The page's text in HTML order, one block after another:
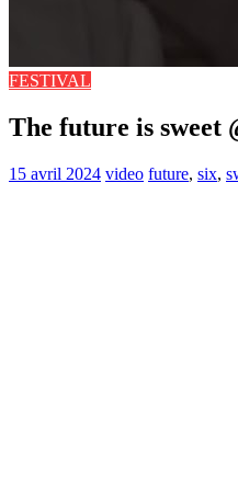
FESTIVAL
The future is sweet
15 avril 2024 video future, six,